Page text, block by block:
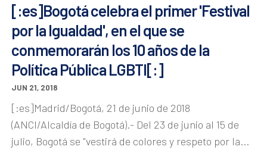
[:es]Bogotá celebra el primer 'Festival
por la Igualdad', en el que se
conmemorarán los 10 años de la
Política Pública LGBTI[:]
JUN 21, 2018
[:es]Madrid/Bogotá, 21 de junio de 2018
(ANCI/Alcaldía de Bogotá).- Del 23 de junio al 15 de
julio, Bogotá se "vestirá de colores y respeto por la...